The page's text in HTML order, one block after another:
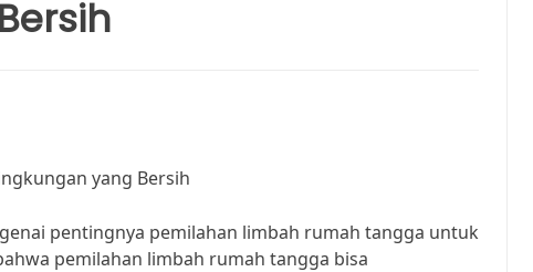
yang Bersih
pentingnya pemilahan limbah rumah tangga untuk
pemilahan limbah rumah tangga bisa